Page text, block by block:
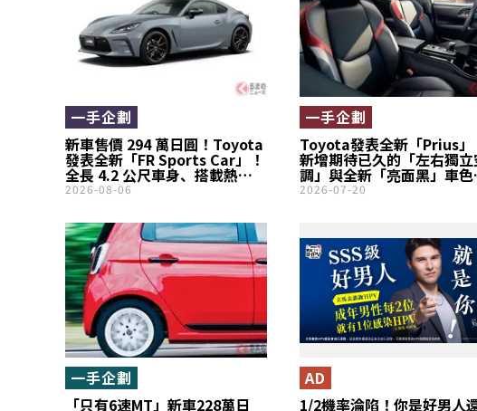
新車售價 294 萬日圓！Toyota
發表全新「FR Sports Car」！
全長 4.2 公尺車身、搭載熱血 6
速 MT，並新增睽違 9 年回歸的
年進化的「GR86」，將於 28
日開放接單！
一手企劃
2026-08-06
Toyota發表全新「Prius」
新增期待已久的「左右獨立
調」與全新「亮面黑」車色
搭載220匹馬力高性能PHEV
一手企劃
2026-07-20
「只有6速MT」新車228萬日
一手企劃
1/2機率淪陷！你是好男人
AD